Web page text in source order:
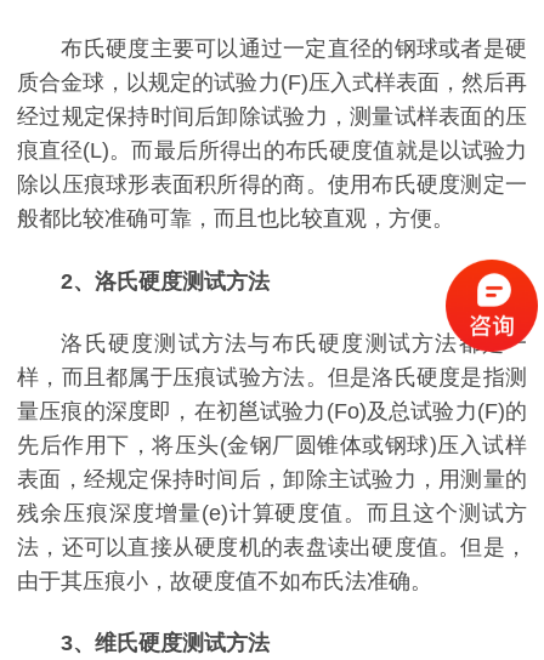
布氏硬度主要可以通过一定直径的钢球或者是硬
质合金球，以规定的试验力(F)压入式样表面，然后再
经过规定保持时间后卸除试验力，测量试样表面的压
痕直径(L)。而最后所得出的布氏硬度值就是以试验力
除以压痕球形表面积所得的商。使用布氏硬度测定一
般都比较准确可靠，而且也比较直观，方便。
2、洛氏硬度测试方法
洛氏硬度测试方法与布氏硬度测试方法都是一
样，而且都属于压痕试验方法。但是洛氏硬度是指测
量压痕的深度即，在初邕试验力(Fo)及总试验力(F)的
先后作用下，将压头(金钢厂圆锥体或钢球)压入试样
表面，经规定保持时间后，卸除主试验力，用测量的
残余压痕深度增量(e)计算硬度值。而且这个测试方
法，还可以直接从硬度机的表盘读出硬度值。但是，
由于其压痕小，故硬度值不如布氏法准确。
3、维氏硬度测试方法